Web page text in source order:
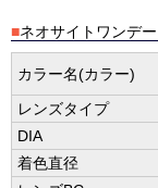
■ネオサイトワンデ
カラー名(カラー)
レンズタイプ
DIA
着色直径